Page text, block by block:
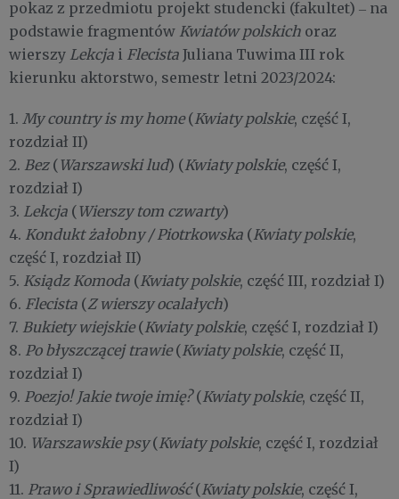
pokaz z przedmiotu projekt studencki (fakultet) ‒ na
podstawie fragmentów Kwiatów polskich oraz
wierszy Lekcja i Flecista Juliana Tuwima III rok
kierunku aktorstwo, semestr letni 2023/2024:
1. My country is my home(Kwiaty polskie, część I,
rozdział II)
2. Bez(Warszawski lud) (Kwiaty polskie, część I,
rozdział I)
3. Lekcja (Wierszy tom czwarty)
4. Kondukt żałobny / Piotrkowska (Kwiaty polskie,
część I, rozdział II)
5. Ksiądz Komoda (Kwiaty polskie, część III, rozdział I)
6. Flecista (Z wierszy ocalałych)
7. Bukiety wiejskie(Kwiaty polskie, część I, rozdział I)
8. Po błyszczącej trawie(Kwiaty polskie, część II,
rozdział I)
9. Poezjo! Jakie twoje imię?(Kwiaty polskie, część II,
rozdział I)
10. Warszawskie psy(Kwiaty polskie, część I, rozdział
I)
11. Prawo i Sprawiedliwość(Kwiaty polskie, część I,